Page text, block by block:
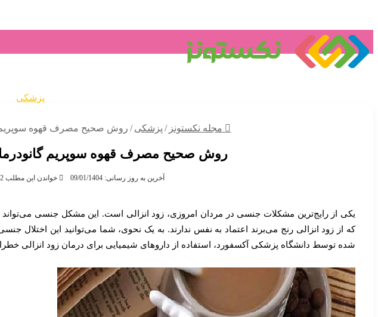
پزشکی
مجله نکستونز / پزشکی / روش صحیح مصرف قهوه سوپریم
روش صحیح مصرف قهوه سوپریم گانودرما
آخرین به روز رسانی: 09/01/1404 خواندن این مطلب 2 دقیقه زمان میبرد
یکی از رایج‌ترین مشکلات جنسی در مردان امروزی، زود انزالی است. این مشکل جنسی
که از زود انزالی رنج می‌برند اعتماد به نفس ندارند. به یک نحوی، شما می‌توانید این اختلال
شده توسط دانشگاه پزشکی آکسفورد، استفاده از داروهای شیمیایی برای درمان زود انزالی